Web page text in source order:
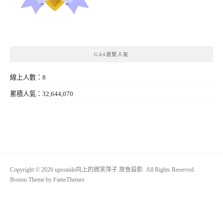
GA4瀏覽人氣
線上人數：8
累積人氣：32,644,070
Copyright © 2026 upssmile向上的微笑萍子 旅食設影. All Rights Reserved.
Boston Theme by FameThemes